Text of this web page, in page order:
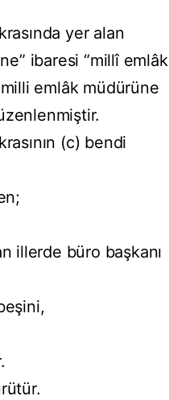
yer alan
ibaresi “millî emlâk
emlâk müdürüne
(c) bendi
illerde büro başkanı